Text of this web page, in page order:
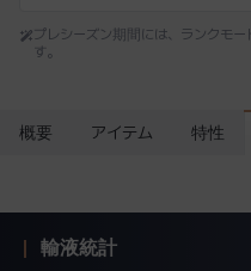
タジア
プレシーズン期間には、ランクモ
す。
概要 アイテム 特性
輸液統計